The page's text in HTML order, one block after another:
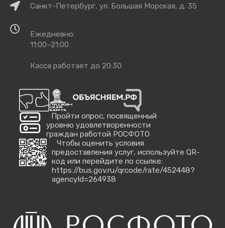
КакСанкт-Петербург, ул. Большая Морская, д. 35
работы
Ежедневно:
11:00–21:00
Касса работает до 20:30
Пройти опрос, посвященный
уровню удовлетворенности
граждан работой РОСФОТО
Чтобы оценить условия
предоставления услуг, используйте QR-
код или перейдите по ссылке:
https://bus.gov.ru/qrcode/rate/452448?
agencyId=264938